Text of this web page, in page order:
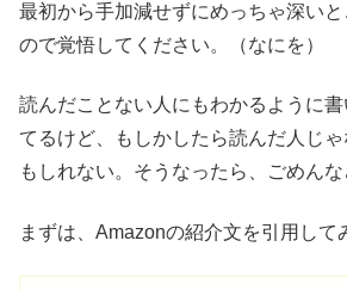
最初から手加減せずにめっちゃ深いと
ので覚悟してください。（なにを）
読んだことない人にもわかるように
てるけど、もしかしたら読んだ人じ
もしれない。そうなったら、ごめんな
まずは、Amazonの紹介文を引用して